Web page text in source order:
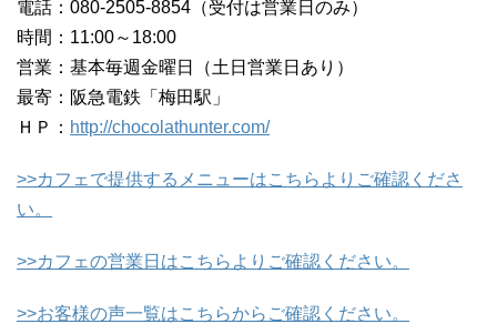
電話：080-2505-8854（受付は営業日のみ）
時間：11:00～18:00
営業：基本毎週金曜日（土日営業日あり）
最寄：阪急電鉄「梅田駅」
ＨＰ： http://chocolathunter.com/
>>カフェで提供するメニューはこちらよりご確認くださ
い。
>>カフェの営業日はこちらよりご確認ください。
>>お客様の声一覧はこちらからご確認ください。